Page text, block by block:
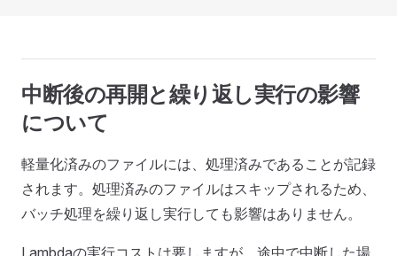
中断後の再開と繰り返し実行の影響
について
軽量化済みのファイルには、処理済みであることが記録
されます。処理済みのファイルはスキップされるため、
バッチ処理を繰り返し実行しても影響はありません。
Lambdaの実行コストは要しますが、途中で中断した場